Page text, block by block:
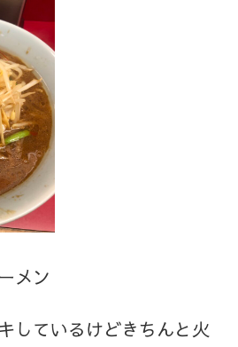
メン
しているけどきちんと火